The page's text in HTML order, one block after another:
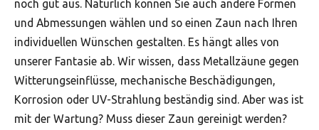
noch gut aus. Natürlich können Sie auch andere Formen
und Abmessungen wählen und so einen Zaun nach Ihren
individuellen Wünschen gestalten. Es hängt alles von
unserer Fantasie ab. Wir wissen, dass Metallzäune gegen
Witterungseinflüsse, mechanische Beschädigungen,
Korrosion oder UV-Strahlung beständig sind. Aber was ist
mit der Wartung? Muss dieser Zaun gereinigt werden?